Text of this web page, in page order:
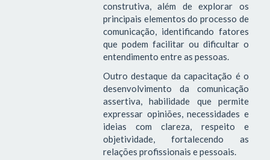
construtiva, além de explorar os
principais elementos do processo de
comunicação, identificando fatores
que podem facilitar ou dificultar o
entendimento entre as pessoas.
Outro destaque da capacitação é o
desenvolvimento da comunicação
assertiva, habilidade que permite
expressar opiniões, necessidades e
ideias com clareza, respeito e
objetividade, fortalecendo as
relações profissionais e pessoais.